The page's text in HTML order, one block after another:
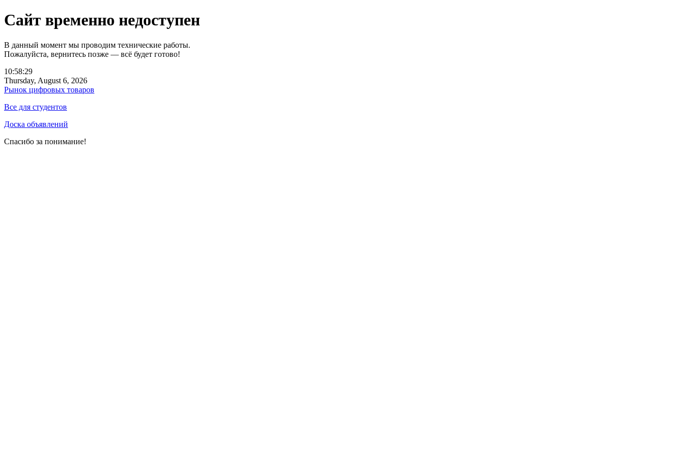
Сайт временно недоступен
В данный момент мы проводим технические работы.
Пожалуйста, вернитесь позже — всё будет готово!
10:58:29
Thursday, August 6, 2026
Рынок цифровых товаров
Все для студентов
Доска объявлений
Спасибо за понимание!